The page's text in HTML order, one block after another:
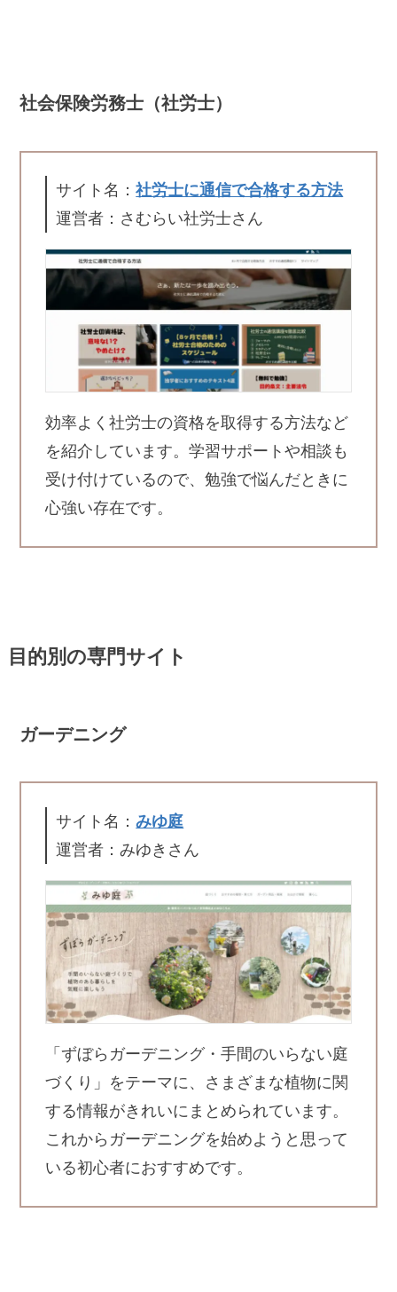
社会保険労務士（社労士）
サイト名：社労士に通信で合格する方法
運営者：さむらい社労士さん
効率よく社労士の資格を取得する方法など
を紹介しています。学習サポートや相談も
受け付けているので、勉強で悩んだときに
心強い存在です。
目的別の専門サイト
ガーデニング
サイト名：みゆ庭
運営者：みゆきさん
「ずぼらガーデニング・手間のいらない庭
づくり」をテーマに、さまざまな植物に関
する情報がきれいにまとめられています。
これからガーデニングを始めようと思って
いる初心者におすすめです。